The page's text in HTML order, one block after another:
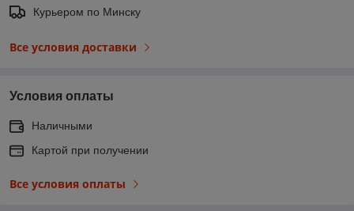
Курьером по Минску
Все условия доставки
Условия оплаты
Наличными
Картой при получении
Все условия оплаты